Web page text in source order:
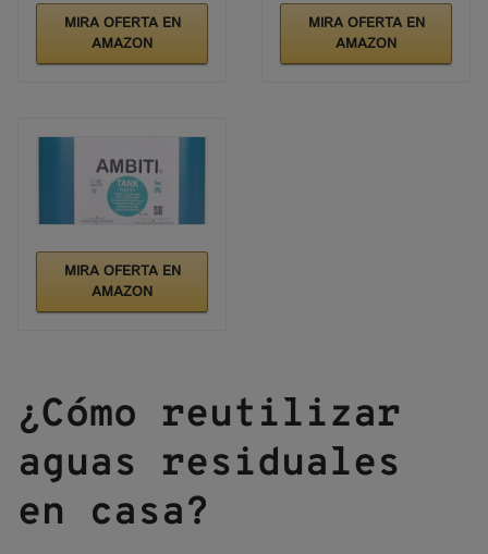
MIRA OFERTA EN
AMAZON
MIRA OFERTA EN
AMAZON
MIRA OFERTA EN
AMAZON
¿Cómo reutilizar
aguas residuales
en casa?